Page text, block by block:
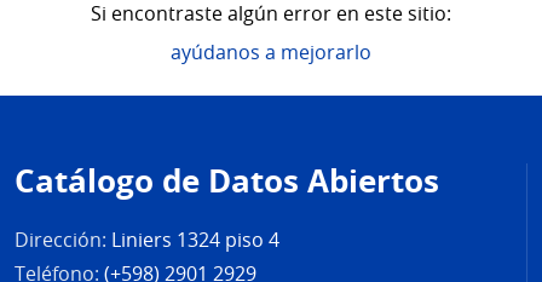
Si encontraste algún error en este sitio:
ayúdanos a mejorarlo
de
página
Catálogo de Datos Abiertos
Dirección: Liniers 1324 piso 4
Teléfono: (+598) 2901 2929